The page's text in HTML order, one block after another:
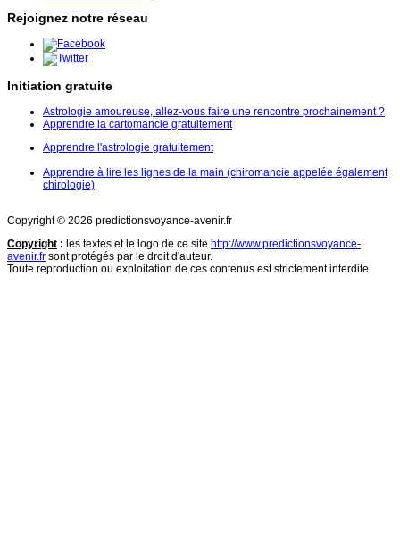
Rejoignez notre réseau
Initiation gratuite
Astrologie amoureuse, allez-vous faire une rencontre prochainement ?
Apprendre la cartomancie gratuitement
Apprendre l'astrologie gratuitement
Apprendre à lire les lignes de la main (chiromancie appelée également
chirologie)
Copyright © 2026 predictionsvoyance-avenir.fr
Copyright : les textes et le logo de ce site http://www.predictionsvoyance-
avenir.fr sont protégés par le droit d'auteur.
Toute reproduction ou exploitation de ces contenus est strictement interdite.